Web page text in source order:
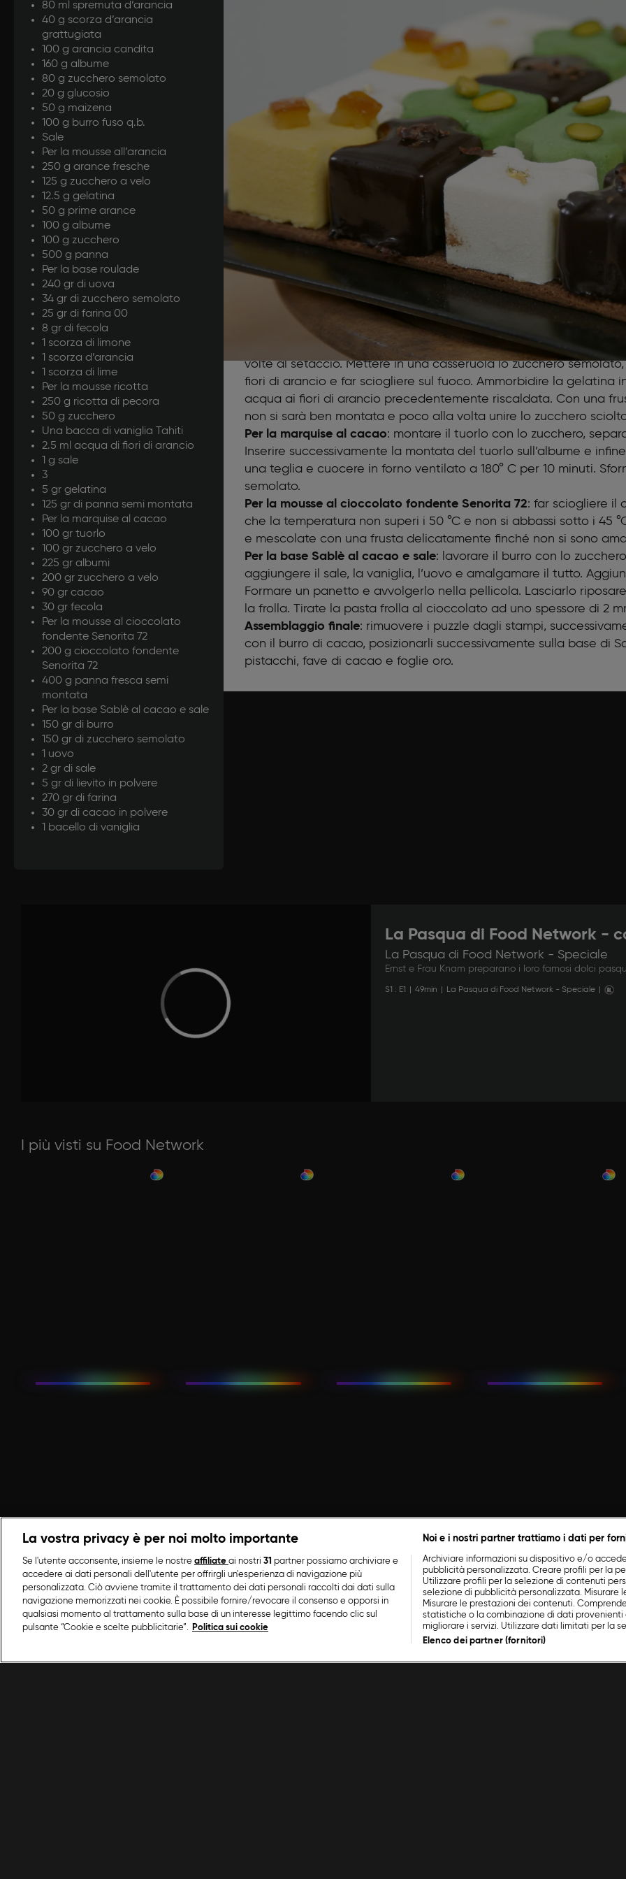
80 ml spremuta d’arancia
40 g scorza d’arancia
grattugiata
100 g arancia candita
160 g albume
80 g zucchero semolato
20 g glucosio
50 g maizena
100 g burro fuso q.b.
Sale
Per la mousse all’arancia
250 g arance fresche
125 g zucchero a velo
12.5 g gelatina
50 g prime arance
100 g albume
100 g zucchero
500 g panna
Per la base roulade
240 gr di uova
34 gr di zucchero semolato
25 gr di farina 00
8 gr di fecola
1 scorza di limone
1 scorza d’arancia
1 scorza di lime
Per la mousse ricotta
250 g ricotta di pecora
50 g zucchero
Una bacca di vaniglia Tahiti
2.5 ml acqua di fiori di arancio
1 g sale
3
5 gr gelatina
125 gr di panna semi montata
Per la marquise al cacao
100 gr tuorlo
100 gr zucchero a velo
225 gr albumi
200 gr zucchero a velo
90 gr cacao
30 gr fecola
Per la mousse al cioccolato
fondente Senorita 72
200 g cioccolato fondente
Senorita 72
400 g panna fresca semi
montata
Per la base Sablè al cacao e sale
150 gr di burro
150 gr di zucchero semolato
1 uovo
2 gr di sale
5 gr di lievito in polvere
270 gr di farina
30 gr di cacao in polvere
1 bacello di vaniglia
Per il miserabile ai pistacchi: montare gli albumi con lo zucchero.
pistacchi, lo zucchero semolato e le farine precedentemente
teglia fino all’altezza di un cm e cuocere a 180°C per 35 minuti.
Per la mousse ai pistacchi con arancia candita
: ammorbidire la
maria la pasta di pistacchio. A parte montare l’albume con lo
Prime arance maschio e sciogliere all’interno la colla di pesce.
albumi. In seguito aggiungere il composto alla pasta pistacchio
canditi all’arancia.
: lavorare a mano il marzapane con i tuorli, la
arance candite e il glucosio. Montate a neve gli albumi con lo
Riempite gli stampi a ¾ e cuocete dolcemente in forno
Per la mousse all’arancia
: ammorbidire la gelatina in acqua
comprese di bucce insieme allo zucchero a velo fino ad
una parte di panna e di liquore e aggiungerlo alle arance
montato e infine alleggerire con la panna semi montata.
Per la base roulade: montate le uova con lo zucchero e gli
a mano le polveri. Stendere la massa su una teglia con carta
sfornare e spolverare la superficie con zucchero semolato.
Per la mousse alla ricotta
: lasciar sgocciolare la ricotta per
volte al setaccio. Mettere in una casseruola lo zucchero
fiori di arancio e far sciogliere sul fuoco. Ammorbidire la gelatina
acqua ai fiori di arancio precedentemente riscaldata. Con una
non si sarà ben montata e poco alla volta unire lo zucchero
Per la marquise al cacao: montare il tuorlo con lo zucchero,
Inserire successivamente la montata del tuorlo sull’albume e
una teglia e cuocere in forno ventilato a 180° C per 10 minuti.
semolato.
Per la mousse al cioccolato fondente Senorita 72: far sciogliere il
che la temperatura non superi i 50 °C e non si abbassi sotto i 45
e mescolate con una frusta delicatamente finché non si sono
Per la base Sablè al cacao e sale: lavorare il burro con lo
aggiungere il sale, la vaniglia, l’uovo e amalgamare il tutto.
Formare un panetto e avvolgerlo nella pellicola. Lasciarlo
la frolla. Tirate la pasta frolla al cioccolato ad uno spessore di 2
Assemblaggio finale: rimuovere i puzzle dagli stampi,
con il burro di cacao, posizionarli successivamente sulla base di
pistacchi, fave di cacao e foglie oro.
La Pasqua di Food Network -
La Pasqua di Food Network - Speciale
Ernst e Frau Knam preparano i loro famosi dolci
S1 : E1 49min La Pasqua di Food Network - Speciale
I più visti su Food Network
La vostra privacy è per noi molto importante
Se l'utente acconsente, insieme le nostre affiliate ai nostri 31 partner possiamo archiviare e
accedere ai dati personali dell'utente per offrirgli un'esperienza di navigazione più
personalizzata. Ciò avviene tramite il trattamento dei dati personali raccolti dai dati sulla
navigazione memorizzati nei cookie. È possibile fornire/revocare il consenso e opporsi in
qualsiasi momento al trattamento sulla base di un interesse legittimo facendo clic sul
pulsante “Cookie e scelte pubblicitarie”.
Politica sui cookie
Noi e i nostri partner trattiamo i dati per
Archiviare informazioni su dispositivo e/o
pubblicità personalizzata. Creare profili per la
Utilizzare profili per la selezione di contenuti
selezione di pubblicità personalizzata. Misurare
Misurare le prestazioni dei contenuti.
statistiche o la combinazione di dati provenienti
migliorare i servizi. Utilizzare dati limitati per la
Elenco dei partner (fornitori)